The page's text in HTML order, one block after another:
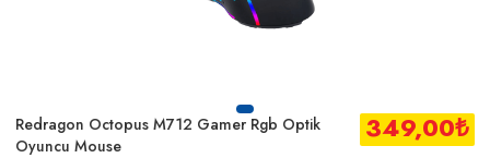
Redragon Octopus M712 Gamer Rgb Optik
Oyuncu Mouse
349,00₺